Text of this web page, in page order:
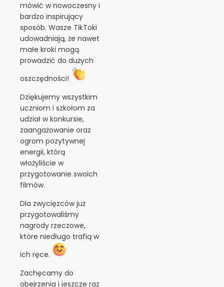
mówić w nowoczesny i
bardzo inspirujący
sposób. Wasze TikToki
udowadniają, że nawet
małe kroki mogą
prowadzić do dużych
oszczędności!
Dziękujemy wszystkim
uczniom i szkołom za
udział w konkursie,
zaangażowanie oraz
ogrom pozytywnej
energii, którą
włożyliście w
przygotowanie swoich
filmów.
Dla zwycięzców już
przygotowaliśmy
nagrody rzeczowe,
które niedługo trafią w
ich ręce.
Zachęcamy do
obejrzenia i jeszcze raz